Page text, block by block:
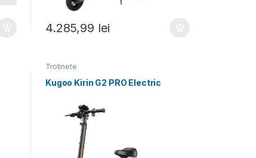
4.285,99 lei
Trotinete
Kugoo Kirin G2 PRO Electric